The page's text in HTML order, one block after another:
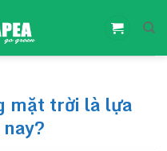
mặt trời là lựa